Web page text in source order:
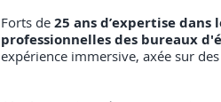
Forts de 25 ans d’expertise dans
professionnelles des bureaux
expérience immersive, axée sur